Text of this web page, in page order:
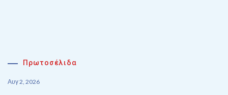
Πρωτοσέλιδα
Αυγ 2, 2026